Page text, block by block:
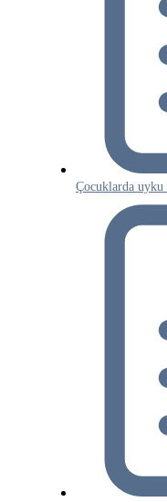
Çocuklarda uyku